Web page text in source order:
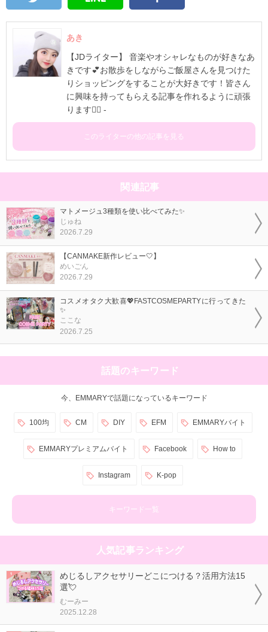
あき
【JDライター】 音楽やオシャレなものが好きなあ
きです💕お散歩をしながらご飯屋さんを見つけた
りショッピングをすることが大好きです！皆さん
に興味を持ってもらえる記事を作れるように頑張
ります✊🏻 -
このライターの他の記事を見る
関連記事
マトメージュ3種類を使い比べてみた✨
じゅね
2026.7.29
【CANMAKE新作レビュー🤍】
めいごん
2026.7.29
コスメオタク大歓喜💖FASTCOSMEPARTYに行ってきた
✨
ここな
2026.7.25
話題のキーワード
今、EMMARYで話題になっているキーワード
100均 CM DIY EFM EMMARYバイト
EMMARYプレミアムバイト Facebook How to
Instagram K-pop
キーワード一覧
人気記事ランキング
めじるしアクセサリーどこにつける？活用方法15
選💘
むーみー
2025.12.28